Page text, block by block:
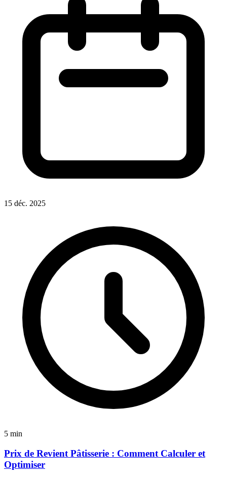
15 déc. 2025
5 min
Prix de Revient Pâtisserie : Comment Calculer et
Optimiser